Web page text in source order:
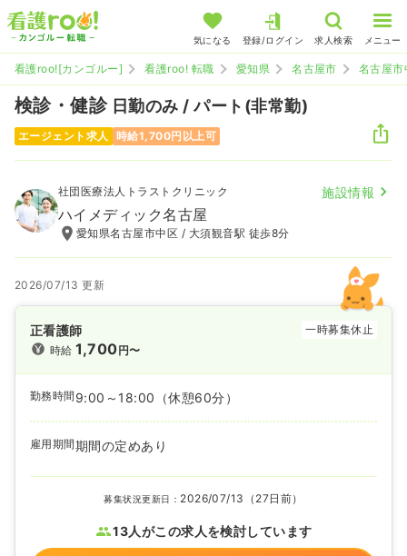
気になる 登録/ログイン 求人検索 メニュー
看護roo![カンゴルー] 看護roo! 転職 愛知県 名古屋市 名古屋市
検診・健診日勤のみ / パート(非常勤)
エージェント求人 時給1,700円以上可
社団医療法人トラストクリニック 施設情報
ハイメディック名古屋
愛知県名古屋市中区 / 大須観音駅 徒歩8分
2026/07/13 更新
正看護師
一時募集休止
時給1,700円〜
勤務時間 9:00～18:00 （休憩60分）
雇用期間期間の定めあり
募集状況更新日： 2026/07/13（27日前）
13人がこの求人を検討しています